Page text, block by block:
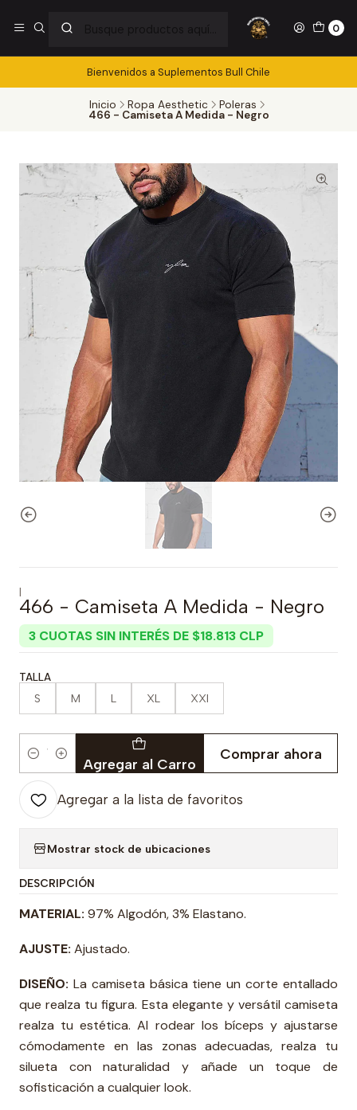
0
Bienvenidos a Suplementos Bull Chile
Inicio Ropa Aesthetic Poleras
466 - Camiseta A Medida - Negro
|
466 - Camiseta A Medida - Negro
3 CUOTAS SIN INTERÉS DE $18.813 CLP
TALLA
S M L XL XXl
Cantidad Agregar al Carro
Comprar ahora
Agregar a la lista de favoritos
Mostrar stock de ubicaciones
DESCRIPCIÓN
MATERIAL: 97% Algodón, 3% Elastano.
AJUSTE: Ajustado.
DISEÑO: La camiseta básica tiene un corte entallado
que realza tu figura. Esta elegante y versátil camiseta
realza tu estética. Al rodear los bíceps y ajustarse
cómodamente en las zonas adecuadas, realza tu
silueta con naturalidad y añade un toque de
sofisticación a cualquier look.